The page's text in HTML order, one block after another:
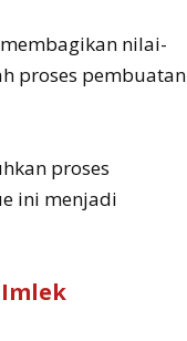
nilai-
proses pembuatan
proses
ini menjadi